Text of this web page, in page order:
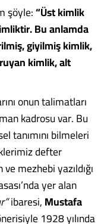
şöyle:“Üst kimlik
Bu anlamda
giyilmiş kimlik,
kimlik, alt
onun talimatları
kadrosu var. Bu
tanımını bilmeleri
defter
mezhebi yazıldığı
yer alan
ibaresi,Mustafa
1928 yılında